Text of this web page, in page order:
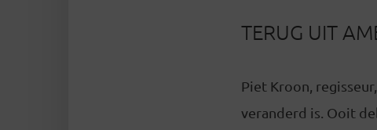
TERUG UIT
Piet Kroon,
veranderd is. Ooit